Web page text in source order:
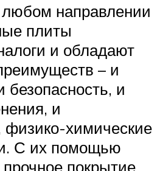
любом направлении
плиты
и обладают
– и
и
и
физико-химические
С их помощью
покрытие